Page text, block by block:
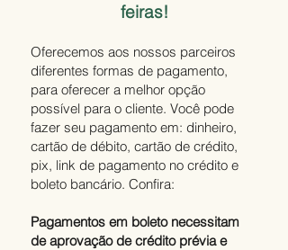
feiras!
Oferecemos aos nossos parceiros
diferentes formas de pagamento,
para oferecer a melhor opção
possível para o cliente. Você pode
fazer seu pagamento em: dinheiro,
cartão de débito, cartão de crédito,
pix, link de pagamento no crédito e
boleto bancário. Confira:
Pagamentos em boleto necessitam
de aprovação de crédito prévia e